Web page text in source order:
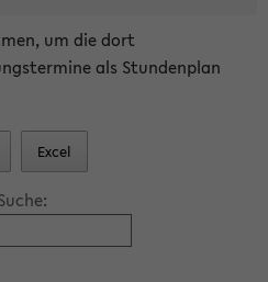
um die dort
als Stundenplan
Excel